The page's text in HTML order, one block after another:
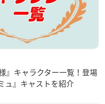
』キャラクター一覧！登場
ュ』キャストを紹介